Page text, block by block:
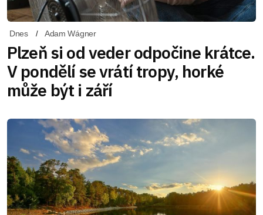
Dnes Adam Wágner
Plzeň si od veder odpočine krátce.
V pondělí se vrátí tropy, horké
může být i září